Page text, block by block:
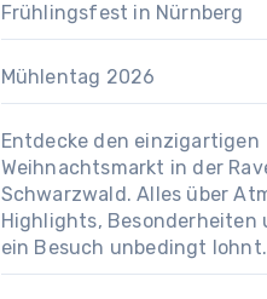
Frühlingsfest in Nürnberg
Mühlentag 2026
Entdecke den einzigartigen
Weihnachtsmarkt in der
Schwarzwald. Alles über
Highlights, Besonderheiten
ein Besuch unbedingt lohnt.